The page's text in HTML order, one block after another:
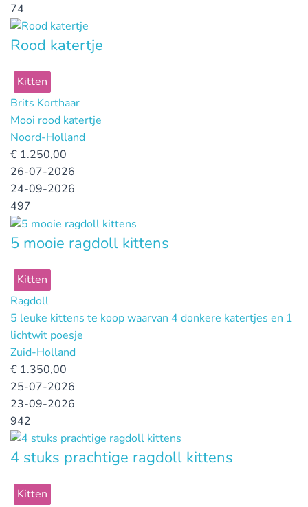
74
Rood katertje
Kitten
Brits Korthaar
Mooi rood katertje
Noord-Holland
€ 1.250,00
26-07-2026
24-09-2026
497
5 mooie ragdoll kittens
Kitten
Ragdoll
5 leuke kittens te koop waarvan 4 donkere katertjes en 1
lichtwit poesje
Zuid-Holland
€ 1.350,00
25-07-2026
23-09-2026
942
4 stuks prachtige ragdoll kittens
Kitten